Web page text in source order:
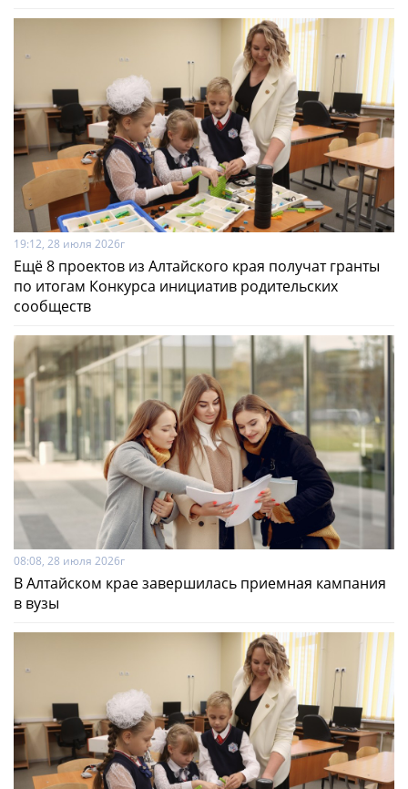
19:12, 28 июля 2026г
Ещё 8 проектов из Алтайского края получат гранты
по итогам Конкурса инициатив родительских
сообществ
08:08, 28 июля 2026г
В Алтайском крае завершилась приемная кампания
в вузы